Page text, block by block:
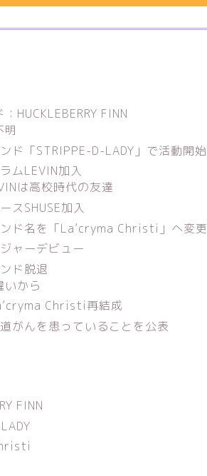
HUCKLEBERRY FINN
ド「STRIPPE-D-LADY」で活動開始
ムLEVIN加入
は高校時代の友達
スSHUSE加入
ド名を「La’cryma Christi」へ変更
ャーデビュー
ド脱退
から
Christi再結成
がんを患っていることを公表
FINN